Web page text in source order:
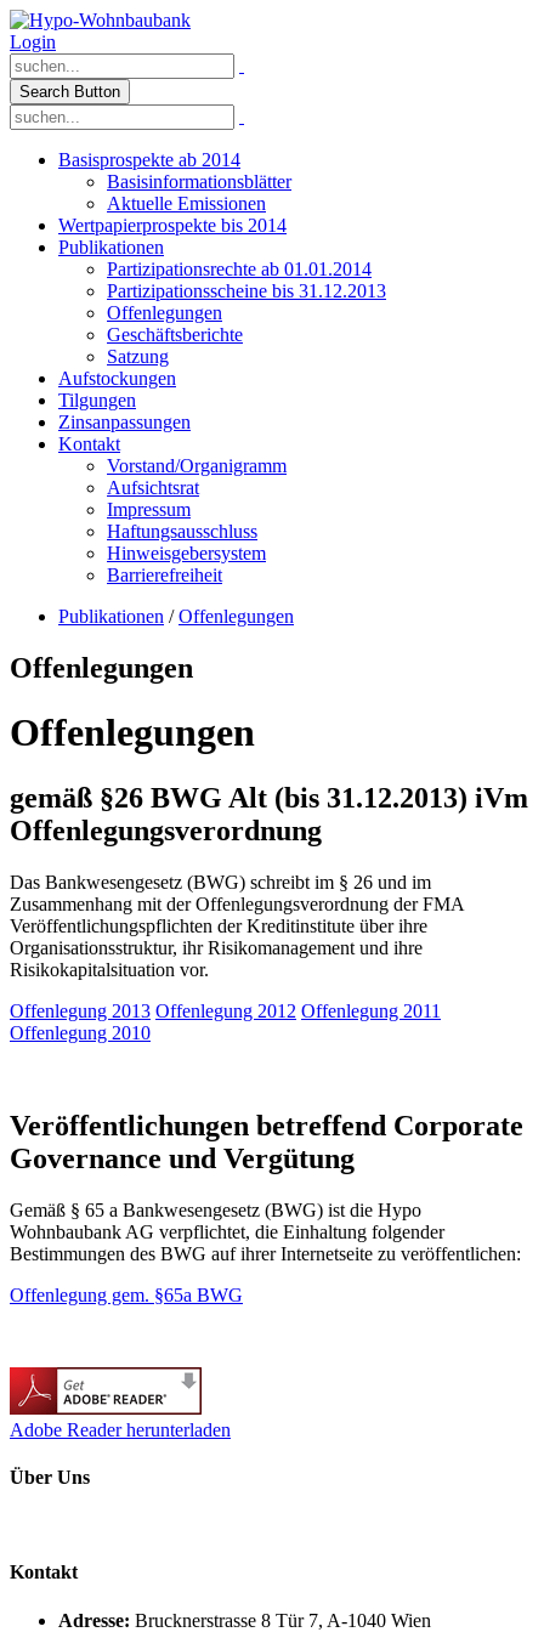
Login
Search Button
Basisprospekte ab 2014
Basisinformationsblätter
Aktuelle Emissionen
Wertpapierprospekte bis 2014
Publikationen
Partizipationsrechte ab 01.01.2014
Partizipationsscheine bis 31.12.2013
Offenlegungen
Geschäftsberichte
Satzung
Aufstockungen
Tilgungen
Zinsanpassungen
Kontakt
Vorstand/Organigramm
Aufsichtsrat
Impressum
Haftungsausschluss
Hinweisgebersystem
Barrierefreiheit
Publikationen /Offenlegungen
Offenlegungen
Offenlegungen
gemäß §26 BWG Alt (bis 31.12.2013) iVm
Offenlegungsverordnung
Das Bankwesengesetz (BWG) schreibt im § 26 und im
Zusammenhang mit der Offenlegungsverordnung der FMA
Veröffentlichungspflichten der Kreditinstitute über ihre
Organisationsstruktur, ihr Risikomanagement und ihre
Risikokapitalsituation vor.
Offenlegung 2013 Offenlegung 2012 Offenlegung 2011
Offenlegung 2010
Veröffentlichungen betreffend Corporate
Governance und Vergütung
Gemäß § 65 a Bankwesengesetz (BWG) ist die Hypo
Wohnbaubank AG verpflichtet, die Einhaltung folgender
Bestimmungen des BWG auf ihrer Internetseite zu veröffentlichen:
Offenlegung gem. §65a BWG
Adobe Reader herunterladen
Über Uns
Kontakt
Adresse: Brucknerstrasse 8 Tür 7, A-1040 Wien